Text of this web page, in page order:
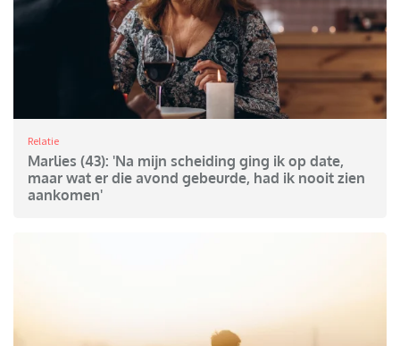
Relatie
Marlies (43): 'Na mijn scheiding ging ik op date,
maar wat er die avond gebeurde, had ik nooit zien
aankomen'